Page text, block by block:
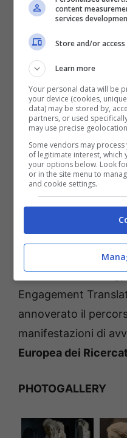
ma restano ad oggi
L’evento gode del
Comune di Fondi,
Latinache lo ha
“Via Appia Regina
(Science
Engagement
annoverato il
manifestazioni di
Europea dei
PHOTOGALLERY
content
services
Store and/or
Learn more
Your personal data will be
your device (cookies,
data) may be stored by,
partners, or used
may use precise
Some vendors may
of legitimate interest, which
your options below. Look
or in the site menu to
and cookie settings.